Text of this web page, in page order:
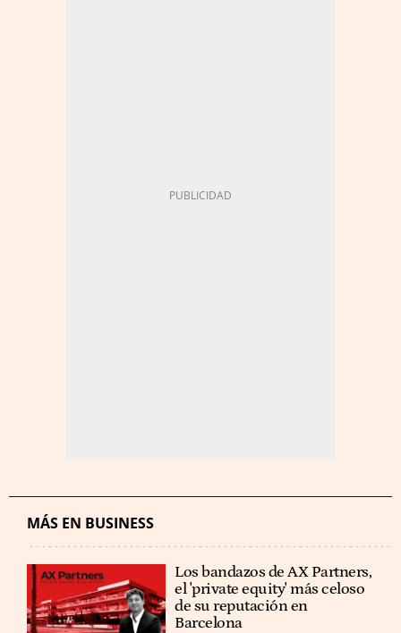
MÁS EN BUSINESS
Los bandazos de AX Partners,
el 'private equity' más celoso
de su reputación en
Barcelona